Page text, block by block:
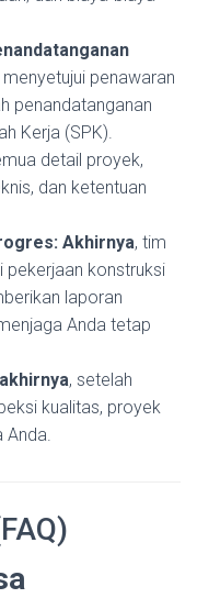
menyetujui penawaran
penandatanganan
Kerja (SPK).
detail proyek,
dan ketentuan
Akhirnya, tim
pekerjaan konstruksi
laporan
Anda tetap
, setelah
kualitas, proyek
Anda.